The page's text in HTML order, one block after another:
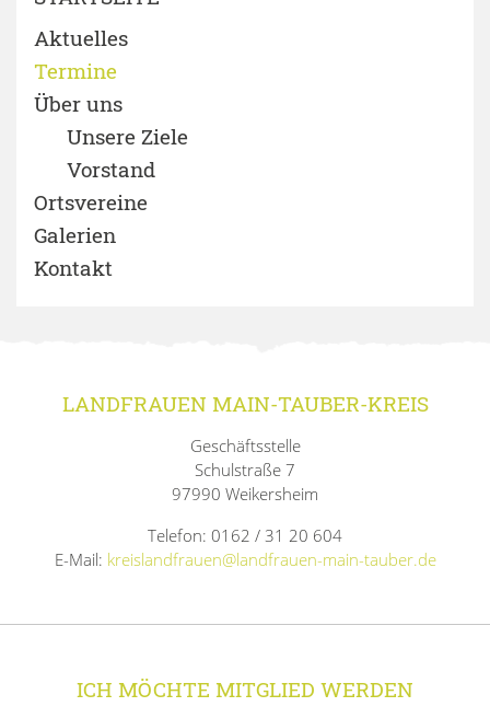
Aktuelles
Termine
Über uns
Unsere Ziele
Vorstand
Ortsvereine
Galerien
Kontakt
LANDFRAUEN MAIN-TAUBER-KREIS
Geschäftsstelle
Schulstraße 7
97990 Weikersheim
Telefon: 0162 / 31 20 604
E-Mail: kreislandfrauen@landfrauen-main-tauber.de
ICH MÖCHTE MITGLIED WERDEN